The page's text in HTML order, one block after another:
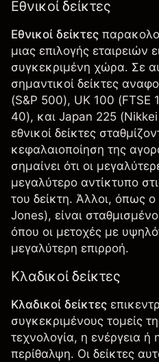
Εθνικοί δείκτες
Εθνικοί δείκτες
μιας επιλογής εταιρειών
συγκεκριμένη χώρα. Σε
σημαντικοί δείκτες
(S&P 500), UK 100 (FTSE
40), και Japan 225
εθνικοί δείκτες
κεφαλαιοποίηση της
σημαίνει ότι οι
μεγαλύτερο αντίκτυπο
του δείκτη. Άλλοι, όπως
Jones), είναι
όπου οι μετοχές με
μεγαλύτερη επιρροή.
Κλαδικοί δείκτες
Κλαδικοί δείκτες
συγκεκριμένους τομείς
τεχνολογία, η ενέργεια ή
περίθαλψη. Οι δείκτες